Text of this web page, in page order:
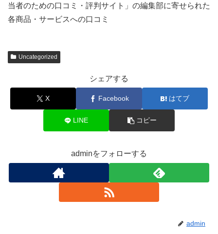
当者のための口コミ・評判サイト」の編集部に寄せられた
各商品・サービスへの口コミ
Uncategorized
シェアする
X Facebook はてブ
LINE コピー
adminをフォローする
admin